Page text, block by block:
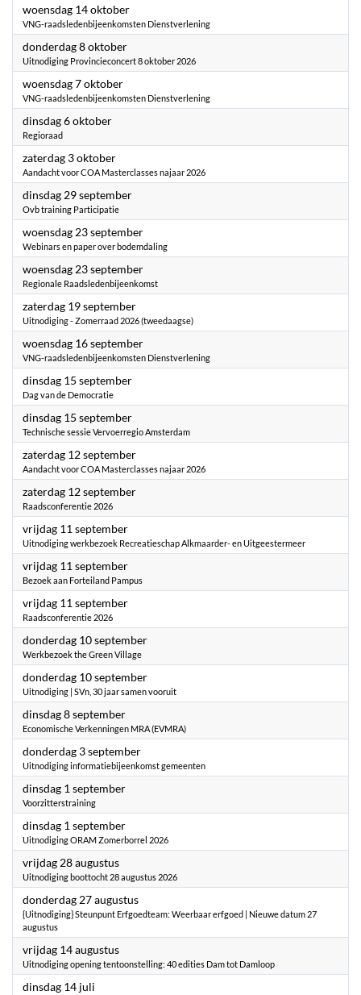
woensdag 14 oktober2026
VNG-raadsledenbijeenkomsten Dienstverlening
donderdag 8 oktober2026
Uitnodiging Provincieconcert 8 oktober 2026
woensdag 7 oktober2026
VNG-raadsledenbijeenkomsten Dienstverlening
dinsdag 6 oktober2026
Regioraad
zaterdag 3 oktober2026
Aandacht voor COA Masterclasses najaar 2026
dinsdag 29 september2026
Ovb training Participatie
woensdag 23 september2026
Webinars en paper over bodemdaling
woensdag 23 september2026
Regionale Raadsledenbijeenkomst
zaterdag 19 september2026
Uitnodiging - Zomerraad 2026 (tweedaagse)
woensdag 16 september2026
VNG-raadsledenbijeenkomsten Dienstverlening
dinsdag 15 september2026
Dag van de Democratie
dinsdag 15 september2026
Technische sessie Vervoerregio Amsterdam
zaterdag 12 september2026
Aandacht voor COA Masterclasses najaar 2026
zaterdag 12 september2026
Raadsconferentie 2026
vrijdag 11 september2026
Uitnodiging werkbezoek Recreatieschap Alkmaarder- en Uitgeestermeer
vrijdag 11 september2026
Bezoek aan Forteiland Pampus
vrijdag 11 september2026
Raadsconferentie 2026
donderdag 10 september2026
Werkbezoek the Green Village
donderdag 10 september2026
Uitnodiging | SVn, 30 jaar samen vooruit
dinsdag 8 september2026
Economische Verkenningen MRA (EVMRA)
donderdag 3 september2026
Uitnodiging informatiebijeenkomst gemeenten
dinsdag 1 september2026
Voorzitterstraining
dinsdag 1 september2026
Uitnodiging ORAM Zomerborrel 2026
vrijdag 28 augustus2026
Uitnodiging boottocht 28 augustus 2026
donderdag 27 augustus2026
{Uitnodiging} Steunpunt Erfgoedteam: Weerbaar erfgoed | Nieuwe datum 27
augustus
vrijdag 14 augustus2026
Uitnodiging opening tentoonstelling: 40 edities Dam tot Damloop
dinsdag 14 juli